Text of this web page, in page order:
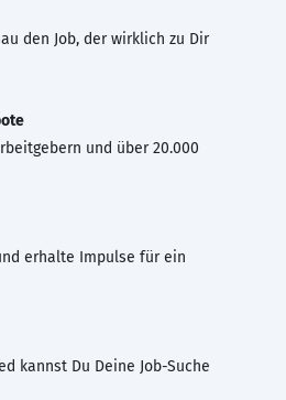
den Job, der wirklich zu Dir
und über 20.000
erhalte Impulse für ein
kannst Du Deine Job-Suche